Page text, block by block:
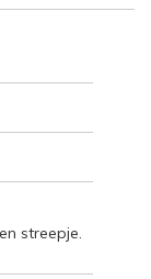
streepje.